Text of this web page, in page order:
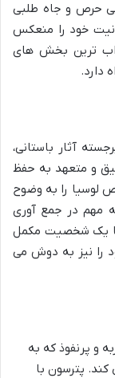
حرص و جاه طلبی
خود را منعکس
ترین بخش های
دارد.
آثار باستانی،
و متعهد به حفظ
لوسیا را به وضوح
مهم در جمع آوری
یک شخصیت مکمل
را نیز به دوش می
و پرنفوذ که به
پترسون با